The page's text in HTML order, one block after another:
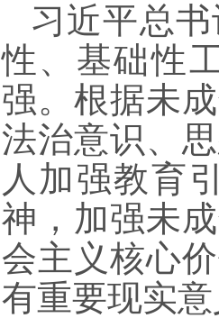
习近平总
性、基础性
强。根据未
法治意识、
人加强教育
神，加强未
会主义核心
有重要现实